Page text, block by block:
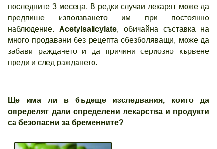
последните 3 месеца. В редки случаи лекарят може да
предпише използването им при постоянно
наблюдение.Acetylsalicylate, обичайна съставка на
много продавани без рецепта обезболяващи, може да
забави раждането и да причини сериозно кървене
преди и след раждането.
Ще има ли в бъдеще изследвания, които да
определят дали определени лекарства и продукти
са безопасни за бременните?